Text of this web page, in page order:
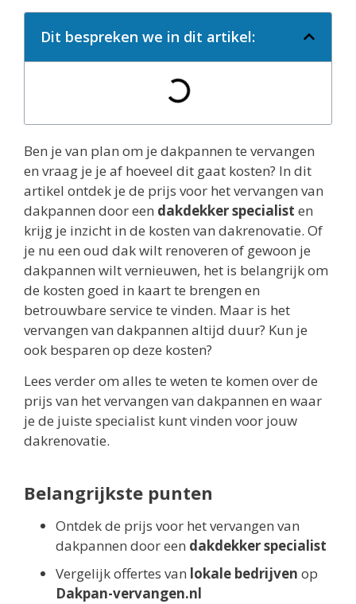
Dit bespreken we in dit artikel:
Ben je van plan om je dakpannen te vervangen
en vraag je je af hoeveel dit gaat kosten? In dit
artikel ontdek je de prijs voor het vervangen van
dakpannen door een dakdekker specialist en
krijg je inzicht in de kosten van dakrenovatie. Of
je nu een oud dak wilt renoveren of gewoon je
dakpannen wilt vernieuwen, het is belangrijk om
de kosten goed in kaart te brengen en
betrouwbare service te vinden. Maar is het
vervangen van dakpannen altijd duur? Kun je
ook besparen op deze kosten?
Lees verder om alles te weten te komen over de
prijs van het vervangen van dakpannen en waar
je de juiste specialist kunt vinden voor jouw
dakrenovatie.
Belangrijkste punten
Ontdek de prijs voor het vervangen van
dakpannen door een dakdekker specialist
Vergelijk offertes van lokale bedrijven op
Dakpan-vervangen.nl